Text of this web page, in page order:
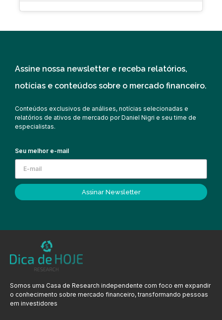
Assine nossa newsletter e receba relatórios,
notícias e conteúdos sobre o mercado financeiro.
Conteúdos exclusivos de análises, notícias selecionadas e
relatórios de ativos de mercado por Daniel Nigri e seu time de
especialistas.
Seu melhor e-mail
Assinar Newsletter
Somos uma Casa de Research independente com foco em expandir
o conhecimento sobre mercado financeiro, transformando pessoas
em investidores